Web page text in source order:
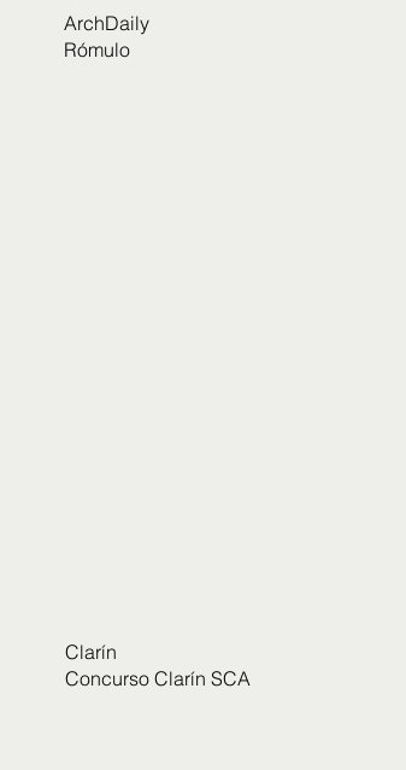
ArchDaily
Rómulo
Clarín
Concurso Clarín SCA